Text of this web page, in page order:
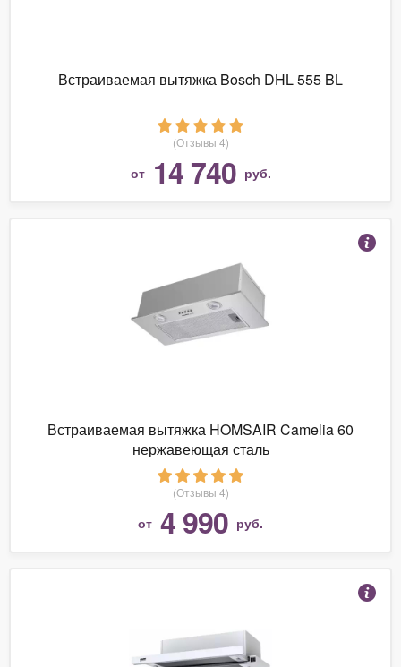
Встраиваемая вытяжка Bosch DHL 555 BL
(Отзывы 4)
от 14 740 руб.
Встраиваемая вытяжка HOMSAIR Camelia 60
нержавеющая сталь
(Отзывы 4)
от 4 990 руб.